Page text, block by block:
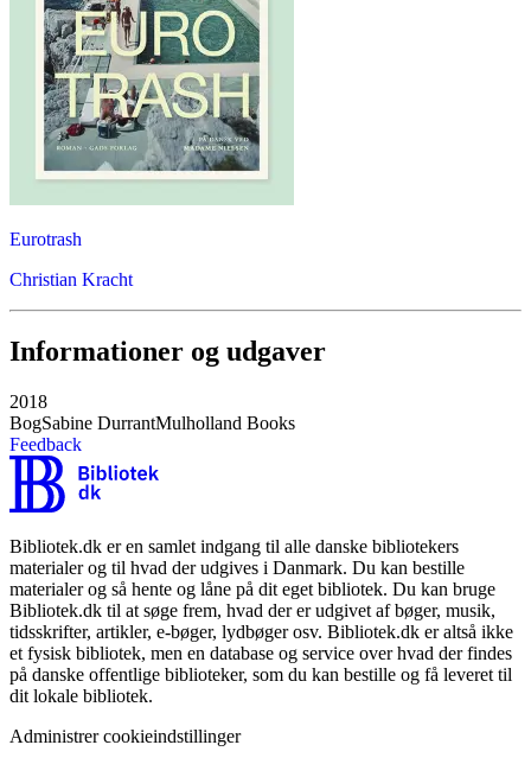
Eurotrash
Christian Kracht
Informationer og udgaver
2018
BogSabine DurrantMulholland Books
Feedback
Bibliotek.dk er en samlet indgang til alle danske bibliotekers
materialer og til hvad der udgives i Danmark. Du kan bestille
materialer og så hente og låne på dit eget bibliotek. Du kan bruge
Bibliotek.dk til at søge frem, hvad der er udgivet af bøger, musik,
tidsskrifter, artikler, e-bøger, lydbøger osv. Bibliotek.dk er altså ikke
et fysisk bibliotek, men en database og service over hvad der findes
på danske offentlige biblioteker, som du kan bestille og få leveret til
dit lokale bibliotek.
Administrer cookieindstillinger